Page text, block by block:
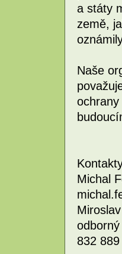
a státy
země,
Naše
Michal
832 889